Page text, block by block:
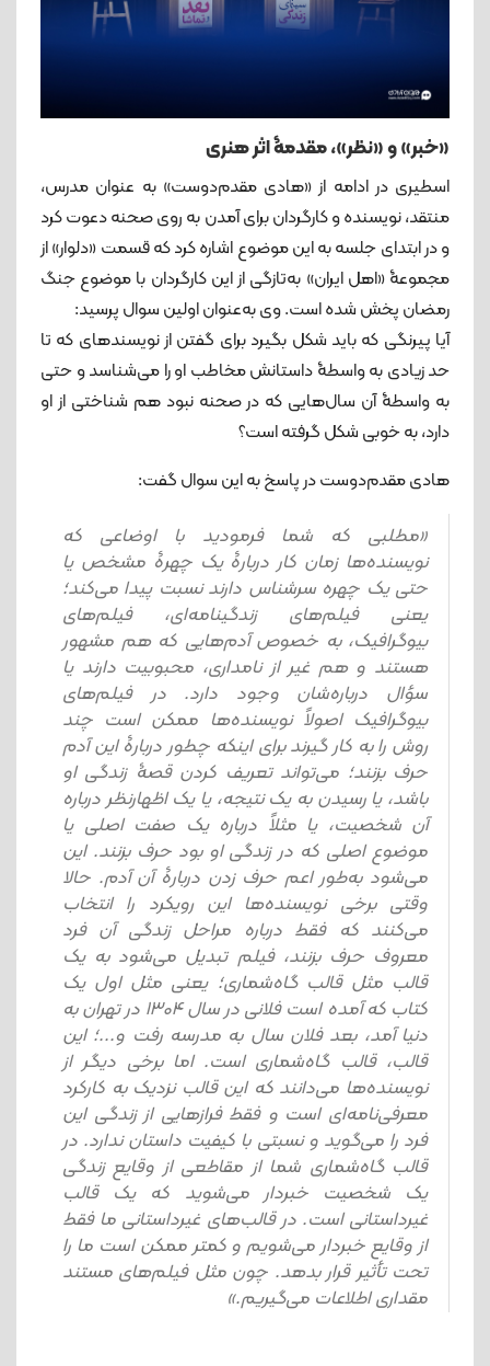
«خبر» و «نظر»، مقدمۀ اثر هنری
اسطیری در ادامه از «هادی مقدم‌دوست» به عنوان مدرس،
منتقد، نویسنده و کارگردان برای آمدن به روی صحنه دعوت کرد
و در ابتدای جلسه به این موضوع اشاره کرد که قسمت «دلوار» از
مجموعۀ «اهل ایران» به‌تازگی از این کارگردان با موضوع جنگ
رمضان پخش شده است. وی به‌عنوان اولین سوال پرسید:
آیا پیرنگی که باید شکل بگیرد برای گفتن از نویسندهای که تا
حد زیادی به واسطۀ داستانش مخاطب او را می‌شناسد و حتی
به واسطۀ آن سال‌هایی که در صحنه نبود هم شناختی از او
دارد، به خوبی شکل گرفته است؟
هادی مقدم‌دوست در پاسخ به این سوال گفت:
«مطلبی که شما فرمودید با اوضاعی که
نویسنده‌ها زمان کار دربارۀ یک چهرۀ مشخص یا
حتی یک چهره سرشناس دارند نسبت پیدا می‌کند؛
یعنی فیلم‌های زندگینامه‌ای، فیلم‌های
بیوگرافیک، به خصوص آدم‌هایی که هم مشهور
هستند و هم غیر از نامداری، محبوبیت دارند یا
سؤال درباره‌شان وجود دارد. در فیلم‌های
بیوگرافیک اصولاً نویسنده‌ها ممکن است چند
روش را به کار گیرند برای اینکه چطور دربارۀ این آدم
حرف بزنند؛ می‌تواند تعریف کردن قصۀ زندگی او
باشد، یا رسیدن به یک نتیجه، یا یک اظهارنظر درباره
آن شخصیت، یا مثلاً درباره یک صفت اصلی یا
موضوع اصلی که در زندگی او بود حرف بزنند. این
می‌شود به‌طور اعم حرف زدن دربارۀ آن آدم. حالا
وقتی برخی نویسنده‌ها این رویکرد را انتخاب
می‌کنند که فقط درباره مراحل زندگی آن فرد
معروف حرف بزنند، فیلم تبدیل می‌شود به یک
قالب مثل قالب گاه‌شماری؛ یعنی مثل اول یک
کتاب که آمده است فلانی در سال ۱۳۰۴ در تهران به
دنیا آمد، بعد فلان سال به مدرسه رفت و...؛ این
قالب، قالب گاه‌شماری است. اما برخی دیگر از
نویسنده‌ها می‌دانند که این قالب نزدیک به کارکرد
معرفی‌نامه‌ای است و فقط فرازهایی از زندگی این
فرد را می‌گوید و نسبتی با کیفیت داستان ندارد. در
قالب گاه‌شماری شما از مقاطعی از وقایع زندگی
یک شخصیت خبردار می‌شوید که یک قالب
غیرداستانی است. در قالب‌های غیرداستانی ما فقط
از وقایع خبردار می‌شویم و کمتر ممکن است ما را
تحت تأثیر قرار بدهد. چون مثل فیلم‌های مستند
مقداری اطلاعات می‌گیریم.»